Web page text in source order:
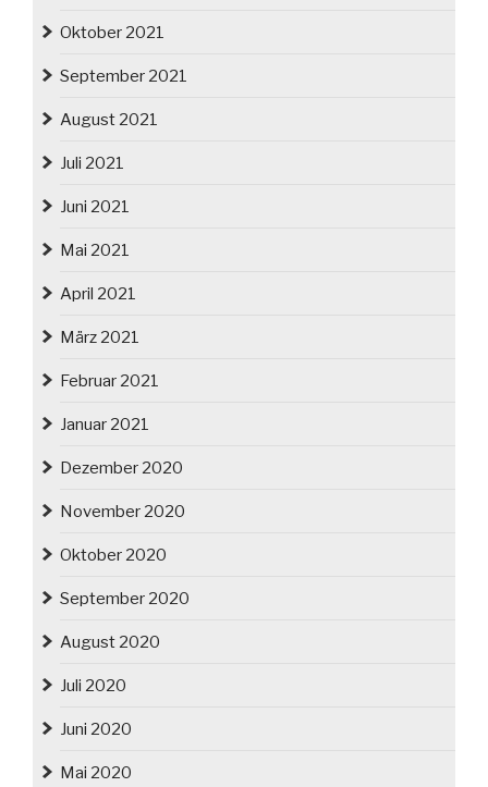
Oktober 2021
September 2021
August 2021
Juli 2021
Juni 2021
Mai 2021
April 2021
März 2021
Februar 2021
Januar 2021
Dezember 2020
November 2020
Oktober 2020
September 2020
August 2020
Juli 2020
Juni 2020
Mai 2020